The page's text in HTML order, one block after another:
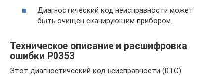
Диагностический код неисправности может
быть очищен сканирующим прибором.
Техническое описание и расшифровка
ошибки P0353
Этот диагностический код неисправности (DTC)